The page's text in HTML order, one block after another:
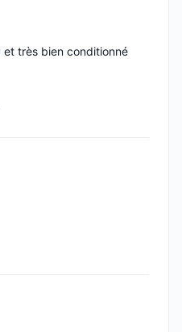
très bien conditionné